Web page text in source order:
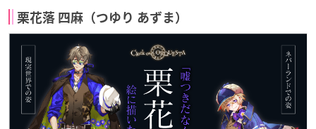
栗花落 四麻（つゆり あずま）